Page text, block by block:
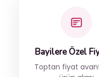
Bayilere Özel
Toptan fiyat